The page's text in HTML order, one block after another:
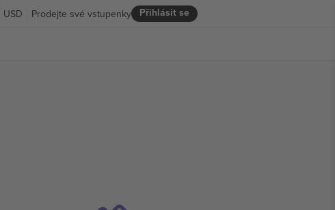
USD Přihlásit se
Prodejte své vstupenky